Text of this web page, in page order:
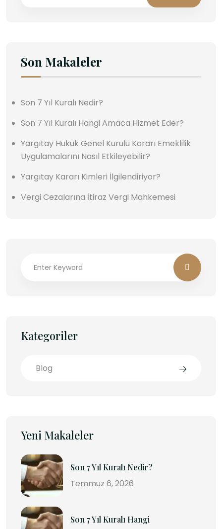
Son Makaleler
Son 7 Yıl Kuralı Nedir?
Son 7 Yıl Kuralı Hangi Amaca Hizmet Eder?
Yargıtay Hukuk Genel Kurulu Kararı Emeklilik
Uygulamalarını Nasıl Etkileyebilir?
Yargıtay Kararı Kimleri İlgilendiriyor?
Vergi Cezalarına İtiraz Vergi Mahkemesi
Kategoriler
Blog
Yeni Makaleler
Son 7 Yıl Kuralı Nedir?
Temmuz 6, 2026
Son 7 Yıl Kuralı Hangi